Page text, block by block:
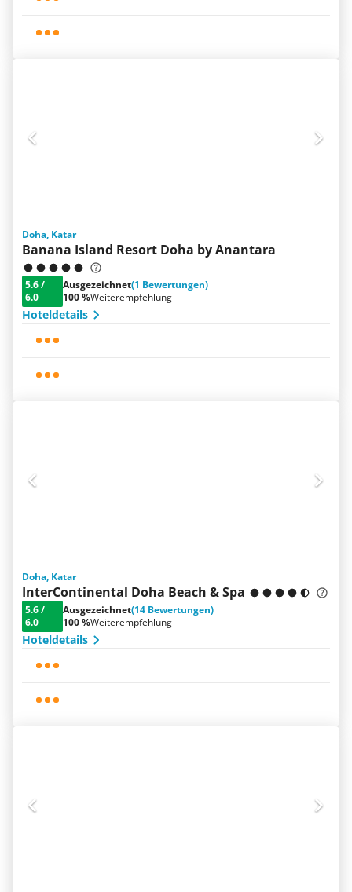
Doha, Katar
Banana Island Resort Doha by Anantara
5.6/
6.0
Ausgezeichnet(1 Bewertungen)
100 %Weiterempfehlung
Hoteldetails
Doha, Katar
InterContinental Doha Beach & Spa
5.6/
6.0
Ausgezeichnet(14 Bewertungen)
100 %Weiterempfehlung
Hoteldetails